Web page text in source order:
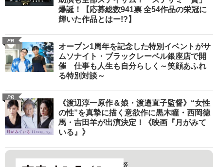
爆誕！【応募総数941票 全54作品の栄冠に
輝いた作品とはー!?】
PR
オープン1周年を記念した特別イベントがサ
ムソナイト・ブラックレーベル銀座店で開
催 仕事も人生も自分らしく～笑顔あふれ
る特別対談～
PR
《渡辺淳一原作＆娘・渡邉直子監督》“女性
の性”を真摯に描く意欲作に黒木瞳・西岡德
馬・吉田羊が出演決定！《映画『月がみて
いる』》